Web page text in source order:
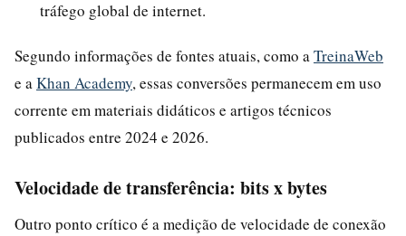
tráfego global de internet.
Segundo informações de fontes atuais, como a TreinaWeb
e a Khan Academy, essas conversões permanecem em uso
corrente em materiais didáticos e artigos técnicos
publicados entre 2024 e 2026.
Velocidade de transferência: bits x bytes
Outro ponto crítico é a medição de velocidade de conexão